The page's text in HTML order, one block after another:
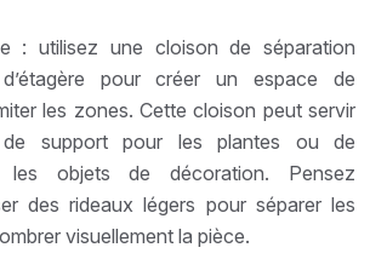
: utilisez une cloison de séparation
pour créer un espace de
les zones. Cette cloison peut servir
de support pour les plantes ou de
les objets de décoration. Pensez
des rideaux légers pour séparer les
visuellement la pièce.